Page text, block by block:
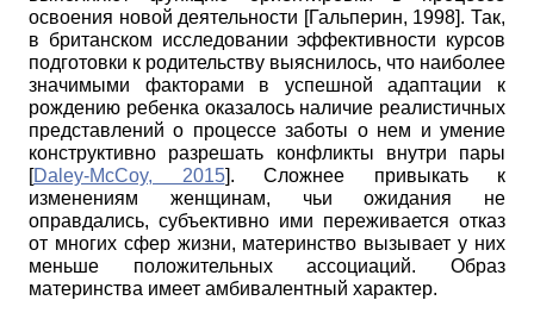
освоения новой деятельности
Гальперин, 1998 . Так,
в британском исследовании эффективности курсов
подготовки к родительству выяснилось, что наиболее
значимыми факторами в успешной адаптации к
рождению ребенка оказалось наличие реалистичных
представлений о процессе заботы о нем и умение
конструктивно разрешать конфликты внутри пары
Daley-McCoy, 2015] . Сложнее привыкать к
изменениям женщинам, чьи ожидания не
оправдались, субъективно ими переживается отказ
от многих сфер жизни, материнство вызывает у них
меньше положительных ассоциаций. Образ
материнства имеет амбивалентный характер.